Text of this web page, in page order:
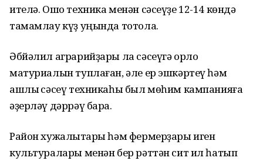
ителә. Ошо техника менән сәсеүҙе 12-14 көндә
тамамлау күҙ уңында тотола.
Әбйәлил аграрийҙары ла сәсеүгә орлоҡ
матуриалын туплаған, әле ер эшкәртеү һәм
ашлыҡ сәсеү техникаһы был мөһим кампанияға
әҙерләү дәррәү бара.
Район хужалыҡтары һәм фермерҙары иген
культуралары менән бер рәттән сит ил һатып